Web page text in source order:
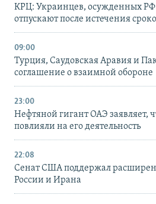
КРЦ: Украинцев, осужденных РФ
отпускают после истечения
09:00
Турция, Саудовская Аравия и
соглашение о взаимной обороне
23:00
Нефтяной гигант ОАЭ заявляет,
повлияли на его деятельность
22:08
Сенат США поддержал
России и Ирана